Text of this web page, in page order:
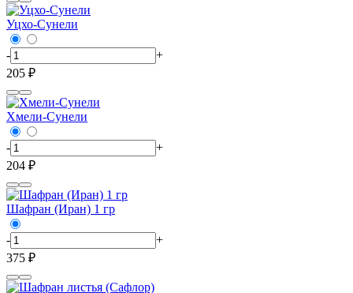
Уцхо-Сунели
-
+
205 ₽
Хмели-Сунели
-
+
204 ₽
Шафран (Иран) 1 гр
-
+
375 ₽